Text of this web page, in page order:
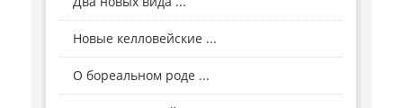
Новые келловейские ...
О бореальном роде ...